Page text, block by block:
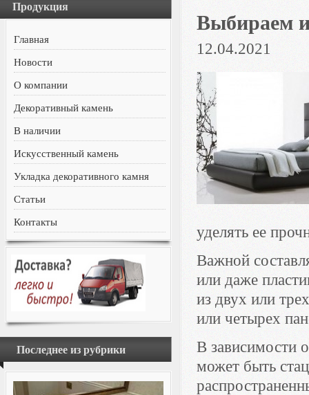
Продукция
Главная
Новости
О компании
Декоративный камень
В наличии
Искусственный камень
Укладка декоративного камня
Статьи
Контакты
Последнее из рубрики
Выбираем
12.04.2021
уделять ее
Важной
или даже
из двух или
или четырех
В зависимости
может быть